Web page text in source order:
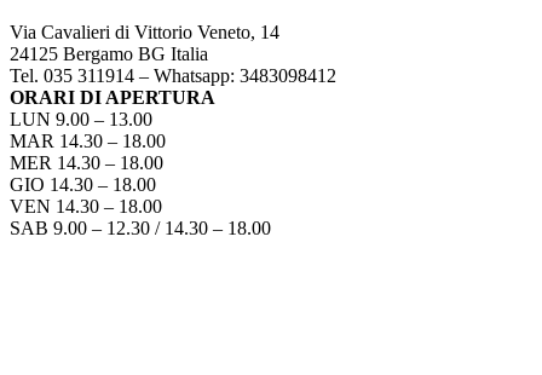
Via Cavalieri di Vittorio Veneto, 14
24125 Bergamo BG Italia
Tel. 035 311914 – Whatsapp: 3483098412
ORARI DI APERTURA
LUN 9.00 – 13.00
MAR 14.30 – 18.00
MER 14.30 – 18.00
GIO 14.30 – 18.00
VEN 14.30 – 18.00
SAB 9.00 – 12.30 / 14.30 – 18.00